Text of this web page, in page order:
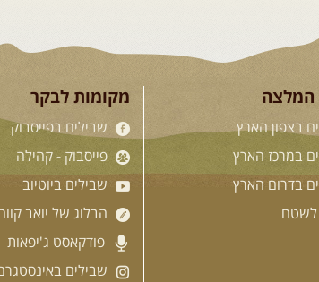
המלצה
בצפון הארץ
במרכז הארץ
בדרום הארץ
לשטח
מקומות לבקר
שבילים בפייסבוק
פייסבוק - קהילה
שבילים ביוטיוב
הבלוג של יואב
פודקאסט ג'יפאות
שבילים